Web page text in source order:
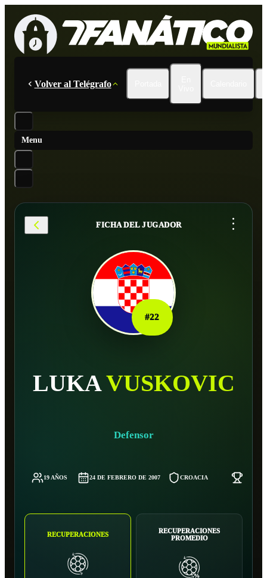
Volver al Telégrafo
Menu
FICHA DEL JUGADOR ...
#22
LUKA VUSKOVIC
Defensor
19 AÑOS 24 DE FEBRERO DE 2007 CROACIA
RECUPERACIONES
RECUPERACIONES
PROMEDIO